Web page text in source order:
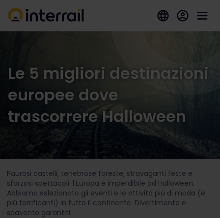
Le 5 migliori destinazioni
europee dove
trascorrere Halloween
Paurosi castelli, tenebrose foreste, stravaganti feste e
sfarzosi spettacoli: l'Europa è imperdibile ad Halloween.
Abbiamo selezionato gli eventi e le attività più di moda (e
più terrificanti) in tutto il continente. Divertimento e
spavento garantiti.